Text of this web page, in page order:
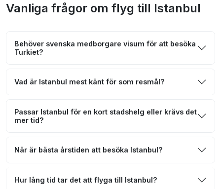
Vanliga frågor om flyg till Istanbul
Behöver svenska medborgare visum för att besöka
Turkiet?
Vad är Istanbul mest känt för som resmål?
Passar Istanbul för en kort stadshelg eller krävs det
mer tid?
När är bästa årstiden att besöka Istanbul?
Hur lång tid tar det att flyga till Istanbul?